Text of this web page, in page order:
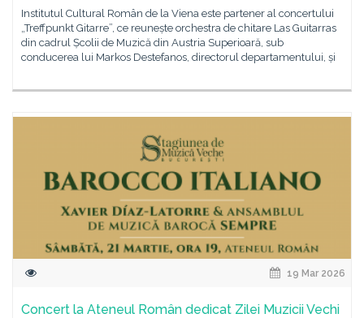
Institutul Cultural Român de la Viena este partener al concertului
„Treffpunkt Gitarre”, ce reunește orchestra de chitare Las Guitarras
din cadrul Școlii de Muzică din Austria Superioară, sub
conducerea lui Markos Destefanos, directorul departamentului, și
19 Mar 2026
Concert la Ateneul Român dedicat Zilei Muzicii Vechi